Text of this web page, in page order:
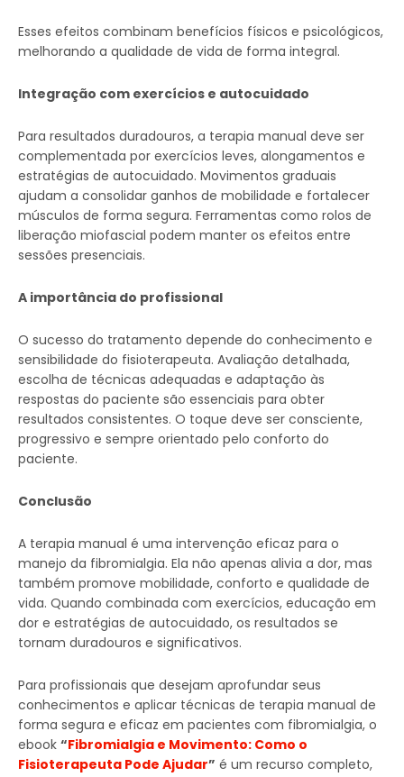
Esses efeitos combinam benefícios físicos e psicológicos,
melhorando a qualidade de vida de forma integral.
Integração com exercícios e autocuidado
Para resultados duradouros, a terapia manual deve ser
complementada por exercícios leves, alongamentos e
estratégias de autocuidado. Movimentos graduais
ajudam a consolidar ganhos de mobilidade e fortalecer
músculos de forma segura. Ferramentas como rolos de
liberação miofascial podem manter os efeitos entre
sessões presenciais.
A importância do profissional
O sucesso do tratamento depende do conhecimento e
sensibilidade do fisioterapeuta. Avaliação detalhada,
escolha de técnicas adequadas e adaptação às
respostas do paciente são essenciais para obter
resultados consistentes. O toque deve ser consciente,
progressivo e sempre orientado pelo conforto do
paciente.
Conclusão
A terapia manual é uma intervenção eficaz para o
manejo da fibromialgia. Ela não apenas alivia a dor, mas
também promove mobilidade, conforto e qualidade de
vida. Quando combinada com exercícios, educação em
dor e estratégias de autocuidado, os resultados se
tornam duradouros e significativos.
Para profissionais que desejam aprofundar seus
conhecimentos e aplicar técnicas de terapia manual de
forma segura e eficaz em pacientes com fibromialgia, o
ebook “Fibromialgia e Movimento: Como o
Fisioterapeuta Pode Ajudar” é um recurso completo,